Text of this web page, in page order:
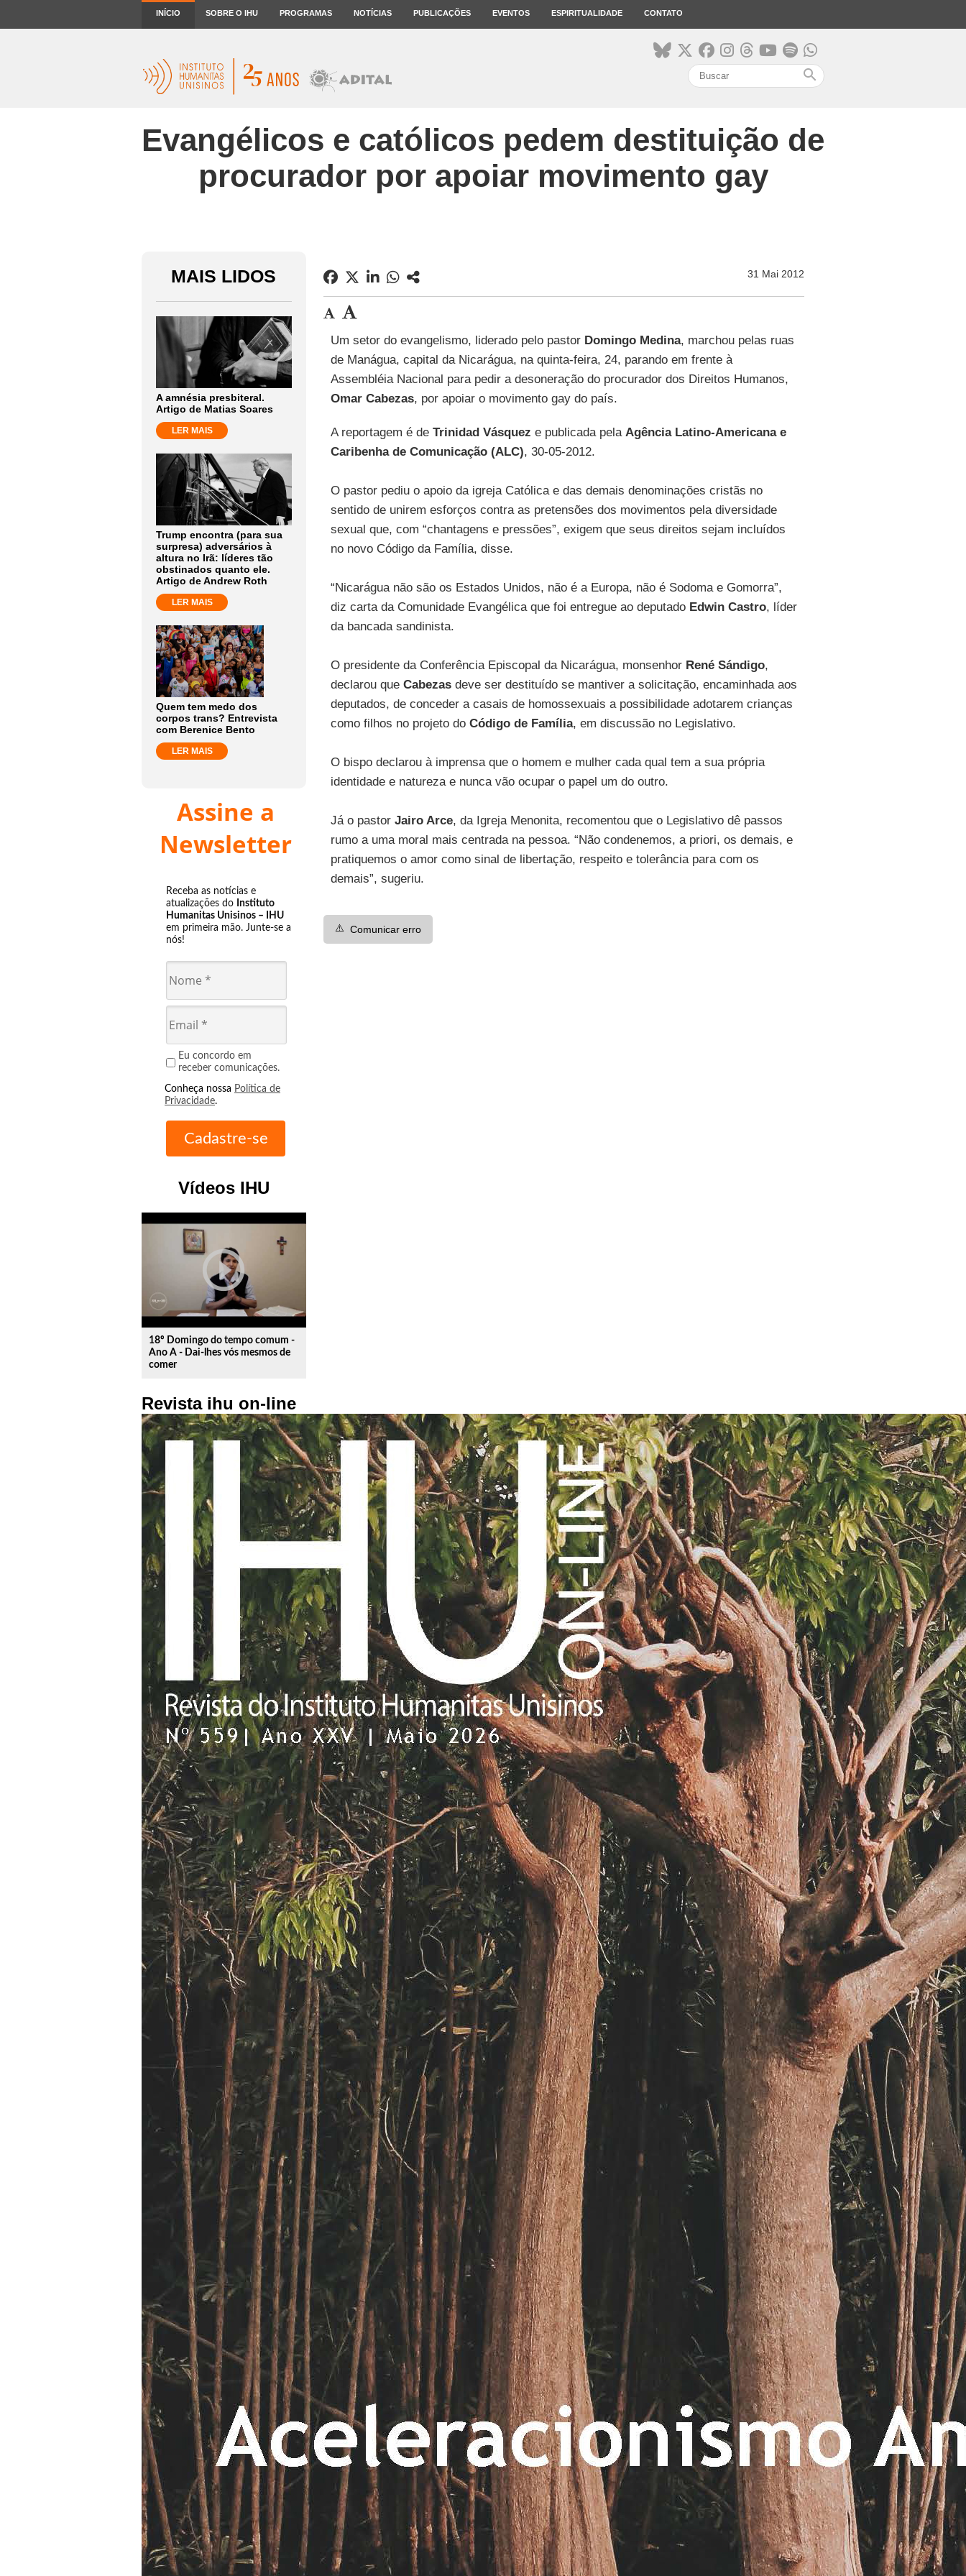
INÍCIO SOBRE O IHU PROGRAMAS NOTÍCIAS PUBLICAÇÕES EVENTOS ESPIRITUALIDADE CONTATO
search
Evangélicos e católicos pedem destituição de
procurador por apoiar movimento gay
MAIS LIDOS
A amnésia presbiteral.
Artigo de Matias Soares
LER MAIS
Trump encontra (para sua
surpresa) adversários à
altura no Irã: líderes tão
obstinados quanto ele.
Artigo de Andrew Roth
LER MAIS
Quem tem medo dos
corpos trans? Entrevista
com Berenice Bento
LER MAIS
Assine a
Newsletter
Receba as notícias e
atualizações do Instituto
Humanitas Unisinos – IHU
em primeira mão. Junte-se a
nós!
Eu concordo em
receber comunicações.
Conheça nossa Política de
Privacidade.
Vídeos IHU
play_circle_outline
18º Domingo do tempo comum -
Ano A - Dai-lhes vós mesmos de
comer
Revista ihu on-line
31 Mai 2012
Um setor do evangelismo, liderado pelo pastor Domingo Medina, marchou pelas ruas
de Manágua, capital da Nicarágua, na quinta-feira, 24, parando em frente à
Assembléia Nacional para pedir a desoneração do procurador dos Direitos Humanos,
Omar Cabezas, por apoiar o movimento gay do país.
A reportagem é de Trinidad Vásquez e publicada pela Agência Latino-Americana e
Caribenha de Comunicação (ALC), 30-05-2012.
O pastor pediu o apoio da igreja Católica e das demais denominações cristãs no
sentido de unirem esforços contra as pretensões dos movimentos pela diversidade
sexual que, com “chantagens e pressões”, exigem que seus direitos sejam incluídos
no novo Código da Família, disse.
“Nicarágua não são os Estados Unidos, não é a Europa, não é Sodoma e Gomorra”,
diz carta da Comunidade Evangélica que foi entregue ao deputado Edwin Castro, líder
da bancada sandinista.
O presidente da Conferência Episcopal da Nicarágua, monsenhor René Sándigo,
declarou que Cabezasdeve ser destituído se mantiver a solicitação, encaminhada aos
deputados, de conceder a casais de homossexuais a possibilidade adotarem crianças
como filhos no projeto do Código de Família, em discussão no Legislativo.
O bispo declarou à imprensa que o homem e mulher cada qual tem a sua própria
identidade e natureza e nunca vão ocupar o papel um do outro.
Já o pastor Jairo Arce, da Igreja Menonita, recomentou que o Legislativo dê passos
rumo a uma moral mais centrada na pessoa. “Não condenemos, a priori, os demais, e
pratiquemos o amor como sinal de libertação, respeito e tolerância para com os
demais”, sugeriu.
⚠️ Comunicar erro